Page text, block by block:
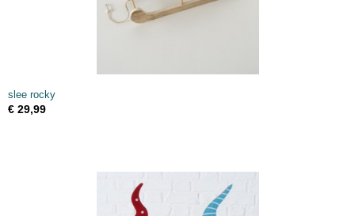
slee rocky
€ 29,99